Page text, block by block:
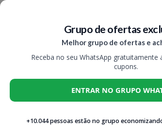
Grupo de ofertas
Melhor grupo de ofertas e
Receba no seu WhatsApp gratuitamente
cupons.
ENTRAR NO GRUPO
+10.044 pessoas estão no grupo